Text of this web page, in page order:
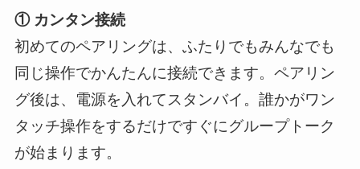
① カンタン接続
初めてのペアリングは、ふたりでもみんなでも
同じ操作でかんたんに接続できます。ペアリン
グ後は、電源を入れてスタンバイ。誰かがワン
タッチ操作をするだけですぐにグループトーク
が始まります。